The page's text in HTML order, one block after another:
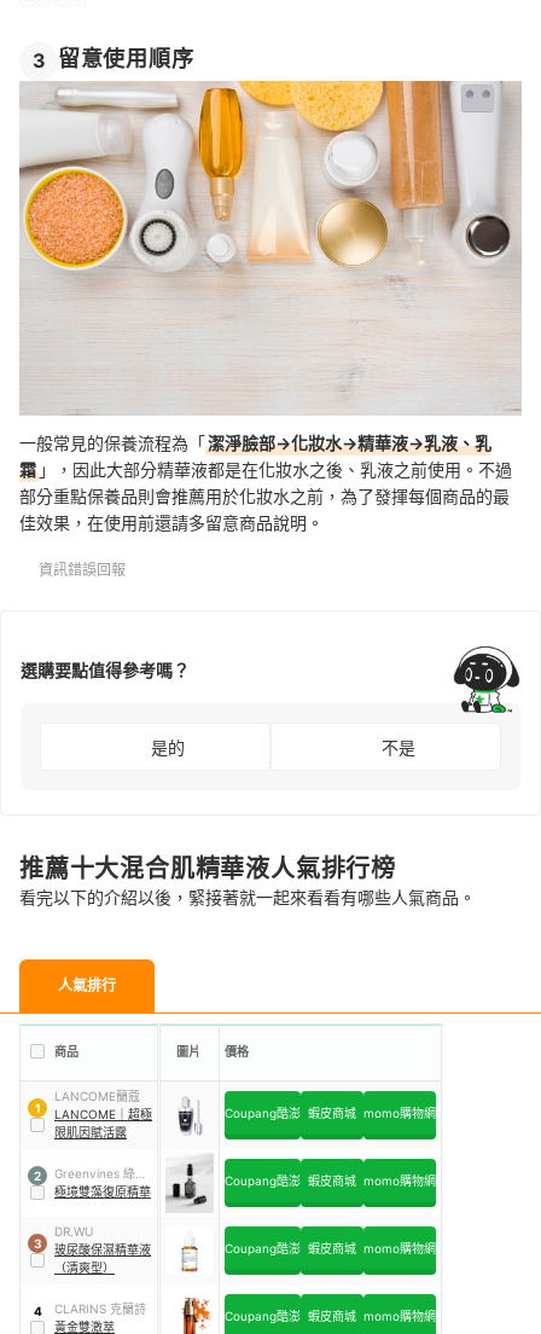
3 留意使用順序
一般常見的保養流程為「潔淨臉部→化妝水→精華液→乳液、乳
霜 」，因此大部分精華液都是在化妝水之後、乳液之前使用。不過
部分重點保養品則會推薦用於化妝水之前，為了發揮每個商品的最
佳效果，在使用前還請多留意商品說明。
資訊錯誤回報
選購要點值得參考嗎？
是的 不是
推薦十大混合肌精華液人氣排行榜
看完以下的介紹以後，緊接著就一起來看看有哪些人氣商品。
人氣排行
商品 圖片 價格
1
LANCOME蘭蔻
LANCOME
超極
限肌因賦活露
Coupang酷澎 蝦皮商城 momo購物網
2
Greenvines 綠藤
生機
極境雙藻復原精華
Coupang酷澎 蝦皮商城 momo購物網
3
DR.WU
玻尿酸保濕精華液
（清爽型）
Coupang酷澎 蝦皮商城 momo購物網
4
CLARINS 克蘭詩
黃金雙激萃
Coupang酷澎 蝦皮商城 momo購物網